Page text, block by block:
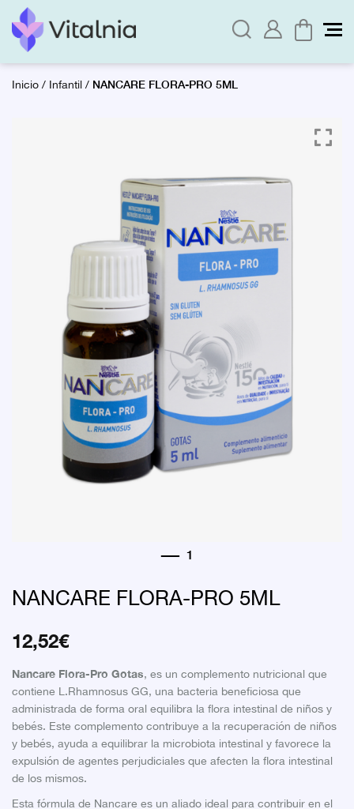
Inicio/ Infantil/ NANCARE FLORA-PRO 5ML
NANCARE FLORA-PRO 5ML
12,52€
Nancare Flora-Pro Gotas, es un complemento nutricional que
contiene L.Rhamnosus GG, una bacteria beneficiosa que
administrada de forma oral equilibra la flora intestinal de niños y
bebés. Este complemento contribuye a la recuperación de niños
y bebés, ayuda a equilibrar la microbiota intestinal y favorece la
expulsión de agentes perjudiciales que afecten la flora intestinal
de los mismos.
Esta fórmula de Nancare es un aliado ideal para contribuir en el